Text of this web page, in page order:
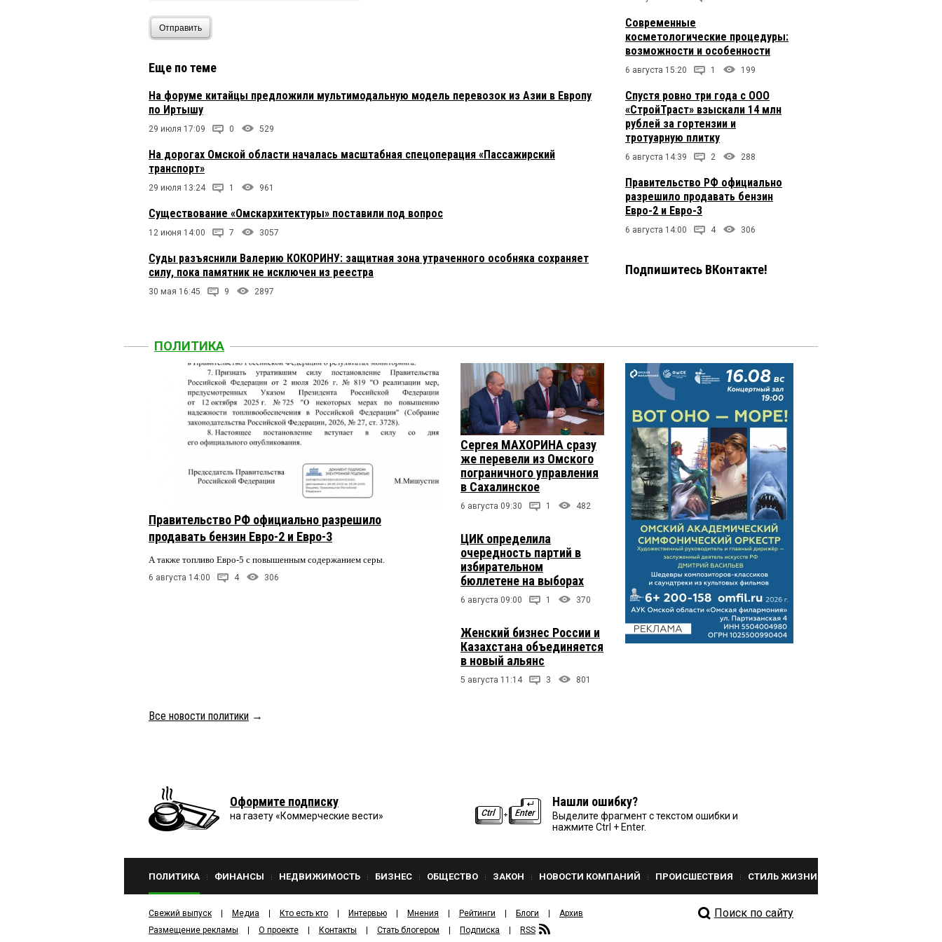
Отправить
Еще по теме
На форуме китайцы предложили мультимодальную модель перевозок из Азии в Европу
по Иртышу
29 июля 17:09 0 529
На дорогах Омской области началась масштабная спецоперация «Пассажирский
транспорт»
29 июля 13:24 1 961
Существование «Омскархитектуры» поставили под вопрос
12 июня 14:00 7 3057
Суды разъяснили Валерию КОКОРИНУ: защитная зона утраченного особняка сохраняет
силу, пока памятник не исключен из реестра
30 мая 16:45 9 2897
Современные
косметологические процедуры:
возможности и особенности
6 августа 15:20 1 199
Спустя ровно три года с ООО
«СтройТраст» взыскали 14 млн
рублей за гортензии и
тротуарную плитку
6 августа 14:39 2 288
Правительство РФ официально
разрешило продавать бензин
Евро-2 и Евро-3
6 августа 14:00 4 306
Подпишитесь ВКонтакте!
ПОЛИТИКА
Правительство РФ официально разрешило
продавать бензин Евро-2 и Евро-3
А также топливо Евро-5 с повышенным содержанием серы.
6 августа 14:00 4 306
Сергея МАХОРИНА сразу
же перевели из Омского
пограничного управления
в Сахалинское
6 августа 09:30 1 482
ЦИК определила
очередность партий в
избирательном
бюллетене на выборах
6 августа 09:00 1 370
Женский бизнес России и
Казахстана объединяется
в новый альянс
5 августа 11:14 3 801
Все новости политики →
Оформите подписку
на газету «Коммерческие вести»
Нашли ошибку?
Выделите фрагмент с текстом ошибки и
нажмите Ctrl + Enter.
ПОЛИТИКА ФИНАНСЫ НЕДВИЖИМОСТЬ БИЗНЕС ОБЩЕСТВО ЗАКОН НОВОСТИ КОМПАНИЙ ПРОИСШЕСТВИЯ СТИЛЬ ЖИЗНИ
Свежий выпуск Медиа Кто есть кто Интервью Мнения Рейтинги Блоги
Архив
Размещение рекламы
О проекте Контакты Стать блогером Подписка RSS
Поиск по сайту